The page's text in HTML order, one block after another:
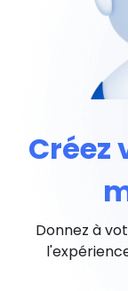
Créez
Donnez à